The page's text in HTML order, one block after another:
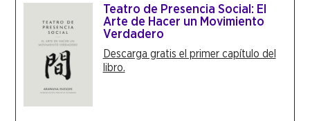
Teatro de Presencia Social: El
Arte de Hacer un Movimiento
Verdadero
Descarga gratis el primer capítulo del
libro.